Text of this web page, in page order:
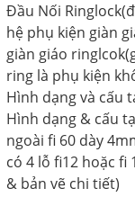
Đầu Nối Ringl
hệ phụ kiện giàn
giàn giáo ringlcok
ring là phụ kiện
Hình dạng và cấu
Hình dạng & cấu
ngoài fi 60 dày
có 4 lỗ fi12 hoặc fi
& bản vẽ chi tiết)